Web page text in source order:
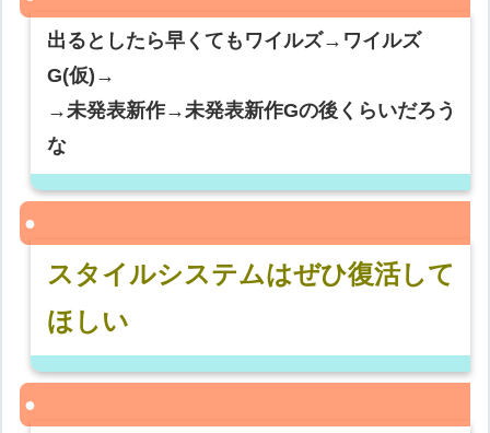
出るとしたら早くてもワイルズ→ワイルズ
G(仮)→
→未発表新作→未発表新作Gの後くらいだろう
な
スタイルシステムはぜひ復活して
ほしい